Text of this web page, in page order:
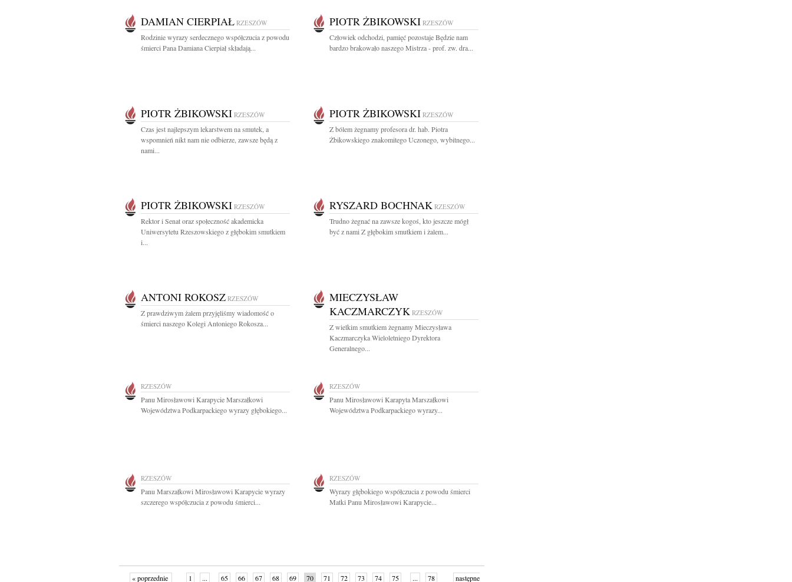
DAMIAN CIERPIAŁ RZESZÓW
Rodzinie wyrazy serdecznego współczucia z powodu
śmierci Pana Damiana Cierpiał składają...
PIOTR ŻBIKOWSKI RZESZÓW
Człowiek odchodzi, pamięć pozostaje Będzie nam
bardzo brakowało naszego Mistrza - prof. zw. dra...
PIOTR ŻBIKOWSKI RZESZÓW
Czas jest najlepszym lekarstwem na smutek, a
wspomnień nikt nam nie odbierze, zawsze będą z
nami...
PIOTR ŻBIKOWSKI RZESZÓW
Z bólem żegnamy profesora dr. hab. Piotra
Żbikowskiego znakomitego Uczonego, wybitnego...
PIOTR ŻBIKOWSKI RZESZÓW
Rektor i Senat oraz społeczność akademicka
Uniwersytetu Rzeszowskiego z głębokim smutkiem
i...
RYSZARD BOCHNAK RZESZÓW
Trudno żegnać na zawsze kogoś, kto jeszcze mógł
być z nami Z głębokim smutkiem i żalem...
ANTONI ROKOSZ RZESZÓW
Z prawdziwym żalem przyjęliśmy wiadomość o
śmierci naszego Kolegi Antoniego Rokosza...
MIECZYSŁAW
KACZMARCZYK RZESZÓW
Z wielkim smutkiem żegnamy Mieczysława
Kaczmarczyka Wieloletniego Dyrektora
Generalnego...
RZESZÓW
Panu Mirosławowi Karapycie Marszałkowi
Województwa Podkarpackiego wyrazy głębokiego...
RZESZÓW
Panu Mirosławowi Karapyta Marszałkowi
Województwa Podkarpackiego wyrazy...
RZESZÓW
Panu Marszałkowi Mirosławowi Karapycie wyrazy
szczerego współczucia z powodu śmierci...
RZESZÓW
Wyrazy głębokiego współczucia z powodu śmierci
Matki Panu Mirosławowi Karapycie...
« poprzednie 1 ... 65 66 67 68 69 70 71 72 73 74 75 ... 78 następne